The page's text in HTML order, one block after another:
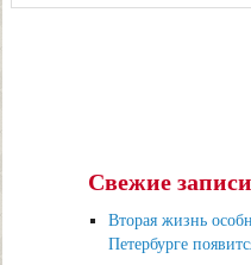
Свежие записи
Вторая жизнь
Петербурге